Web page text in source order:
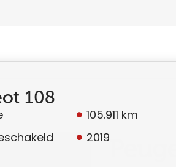
108
105.911 km
2019